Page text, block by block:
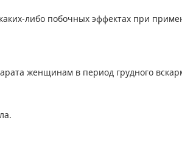
либо побочных эффектах при
женщинам в период грудного